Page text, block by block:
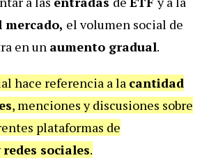
mercado, el volumen social de
en un aumento gradual.
hace referencia a la cantidad
, menciones y discusiones sobre
plataformas de
redes sociales.